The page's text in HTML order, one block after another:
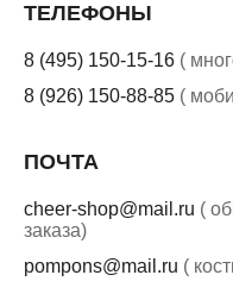
ТЕЛЕФОНЫ
8 (495) 150-15-16 (
8 (926) 150-88-85 (
ПОЧТА
cheer-shop@mail.ru (
заказа)
pompons@mail.ru (